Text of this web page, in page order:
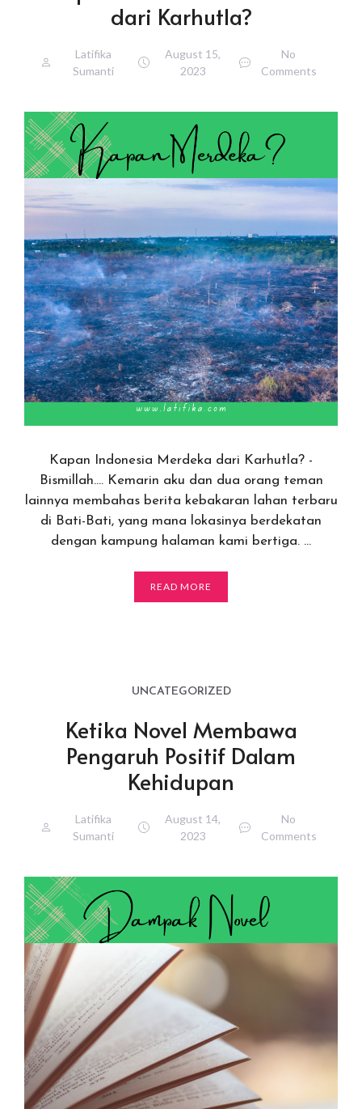
dari Karhutla?
Latifika
Sumanti
August 15,
2023
No
Comments
Kapan Indonesia Merdeka dari Karhutla? -
Bismillah…. Kemarin aku dan dua orang teman
lainnya membahas berita kebakaran lahan terbaru
di Bati-Bati, yang mana lokasinya berdekatan
dengan kampung halaman kami bertiga. …
READ MORE
UNCATEGORIZED
Ketika Novel Membawa
Pengaruh Positif Dalam
Kehidupan
Latifika
Sumanti
August 14,
2023
No
Comments